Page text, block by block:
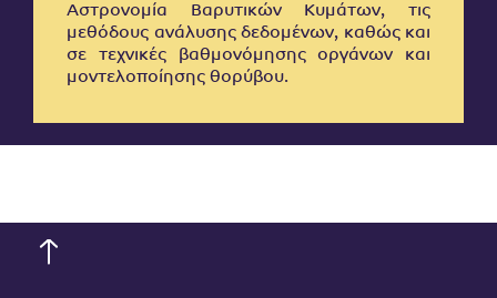
Αστρονομία Βαρυτικών Κυμάτων, τις
μεθόδους ανάλυσης δεδομένων, καθώς και
σε τεχνικές βαθμονόμησης οργάνων και
μοντελοποίησης θορύβου.